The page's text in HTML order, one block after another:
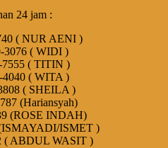
24 jam :
( NUR AENI )
3076 ( WIDI )
7555 ( TITIN )
4040 ( WITA )
( SHEILA )
(Hariansyah)
(ROSE INDAH)
ISMET )
( ABDUL WASIT )